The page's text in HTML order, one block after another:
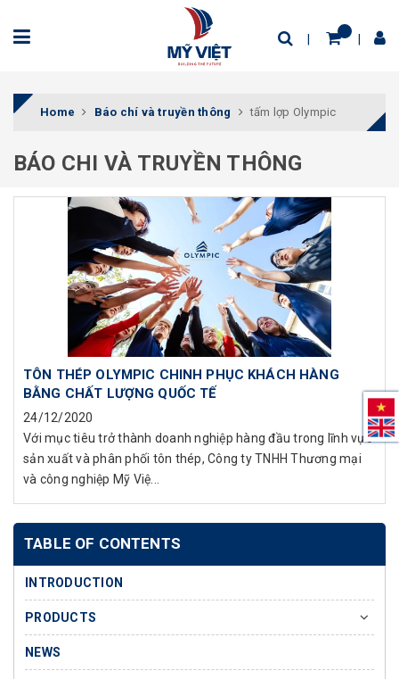
Home Báo chí và truyền thông tấm lợp Olympic
BÁO CHI VÀ TRUYỀN THÔNG
TÔN THÉP OLYMPIC CHINH PHỤC KHÁCH HÀNG
BẰNG CHẤT LƯỢNG QUỐC TẾ
24/12/2020
Với mục tiêu trở thành doanh nghiệp hàng đầu trong lĩnh vực
sản xuất và phân phối tôn thép, Công ty TNHH Thương mại
và công nghiệp Mỹ Việ...
TABLE OF CONTENTS
INTRODUCTION
PRODUCTS
NEWS